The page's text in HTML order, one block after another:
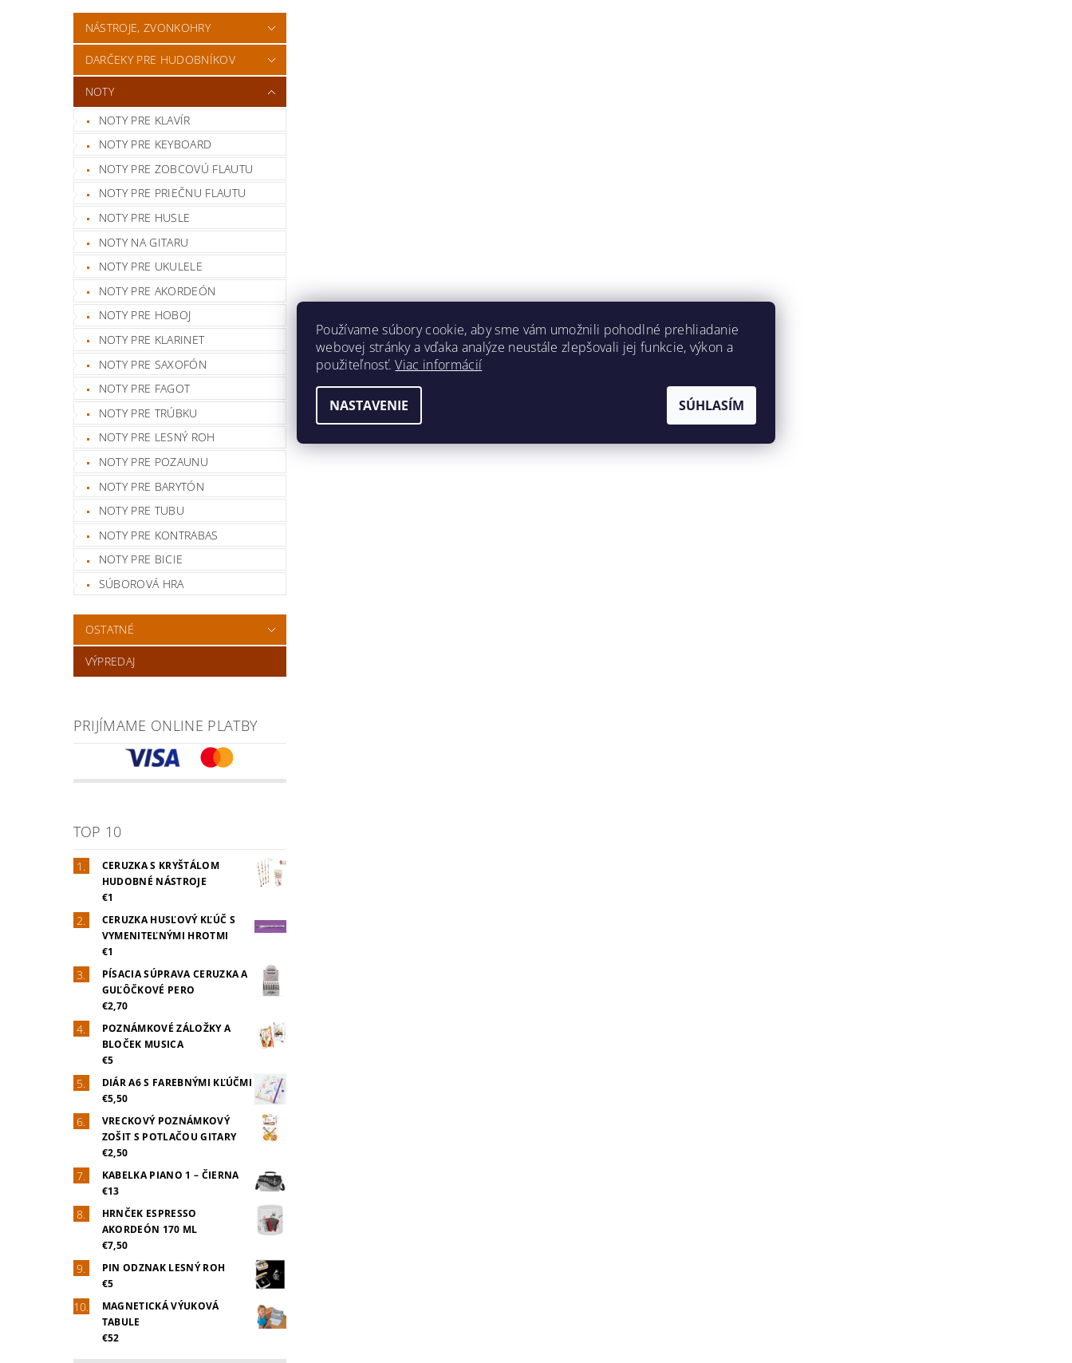
NÁSTROJE, ZVONKOHRY
DARČEKY PRE HUDOBNÍKOV
NOTY
NOTY PRE KLAVÍR
NOTY PRE KEYBOARD
NOTY PRE ZOBCOVÚ FLAUTU
NOTY PRE PRIEČNU FLAUTU
NOTY PRE HUSLE
NOTY NA GITARU
NOTY PRE UKULELE
NOTY PRE AKORDEÓN
NOTY PRE HOBOJ
NOTY PRE KLARINET
NOTY PRE SAXOFÓN
NOTY PRE FAGOT
NOTY PRE TRÚBKU
NOTY PRE LESNÝ ROH
NOTY PRE POZAUNU
NOTY PRE BARYTÓN
NOTY PRE TUBU
NOTY PRE KONTRABAS
NOTY PRE BICIE
SÚBOROVÁ HRA
OSTATNÉ
VÝPREDAJ
PRIJÍMAME ONLINE PLATBY
TOP 10
CERUZKA S KRYŠTÁLOM
HUDOBNÉ NÁSTROJE
€1
CERUZKA HUSĽOVÝ KĽÚČ S
VYMENITEĽNÝMI HROTMI
€1
PÍSACIA SÚPRAVA CERUZKA A
GUĽÔČKOVÉ PERO
€2,70
POZNÁMKOVÉ ZÁLOŽKY A
BLOČEK MUSICA
€5
DIÁR A6 S FAREBNÝMI KĽÚČMI
€5,50
VRECKOVÝ POZNÁMKOVÝ
ZOŠIT S POTLAČOU GITARY
€2,50
KABELKA PIANO 1 – ČIERNA
€13
HRNČEK ESPRESSO
AKORDEÓN 170 ML
€7,50
PIN ODZNAK LESNÝ ROH
€5
MAGNETICKÁ VÝUKOVÁ
TABULE
€52
Používame súbory cookie, aby sme vám umožnili pohodlné prehliadanie
webovej stránky a vďaka analýze neustále zlepšovali jej funkcie, výkon a
použiteľnosť.Viac informácií
NASTAVENIE SÚHLASÍM